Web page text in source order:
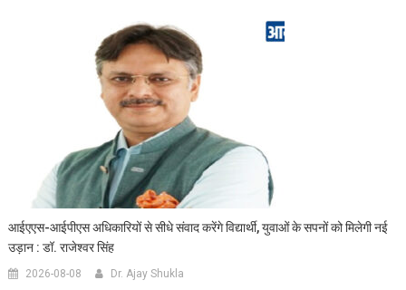
आईएएस-आईपीएस अधिकारियों से सीधे संवाद करेंगे विद्यार्थी, युवाओं के सपनों को मिलेगी नई
उड़ान : डॉ. राजेश्वर सिंह
2026-08-08 Dr. Ajay Shukla